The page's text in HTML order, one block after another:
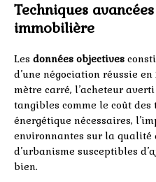
Techniques
immobilière
Les données objectives
d’une négociation réussie
mètre carré, l’acheteur
tangibles comme le coût
énergétique nécessaires,
environnantes sur la qualité
d’urbanisme susceptibles
bien.